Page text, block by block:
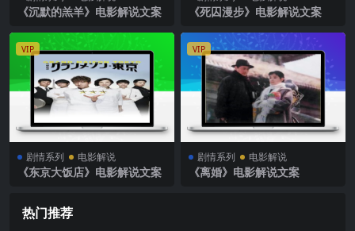
《沉默的羔羊》电影解说文案 《死囚漫步》电影解说文案
VIP
剧情系列 电影解说
《东京大饭店》电影解说文案
VIP
剧情系列 电影解说
《离婚》电影解说文案
热门推荐